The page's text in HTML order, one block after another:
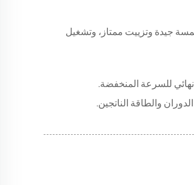
جيدة وتزييت ممتاز، وتشغيل